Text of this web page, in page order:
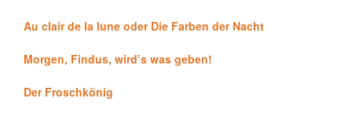
Au clair de la lune oder Die Farben der Nacht
Morgen, Findus, wird’s was geben!
Der Froschkönig